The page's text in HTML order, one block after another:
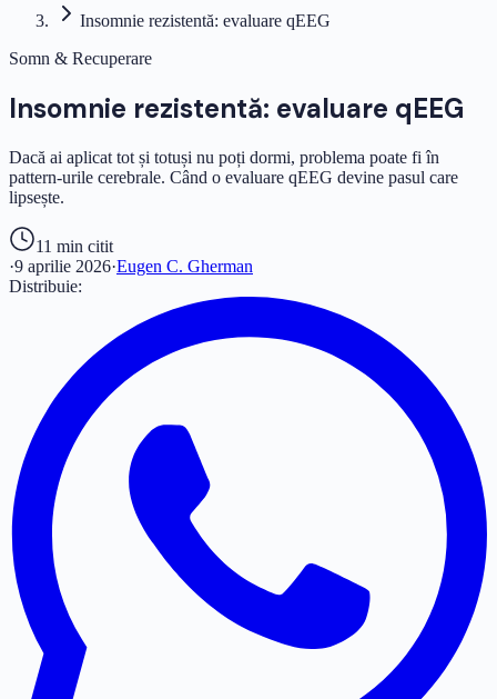
Insomnie rezistentă: evaluare qEEG
Somn & Recuperare
Insomnie rezistentă: evaluare qEEG
Dacă ai aplicat tot și totuși nu poți dormi, problema poate fi în
pattern-urile cerebrale. Când o evaluare qEEG devine pasul care
lipsește.
11 min citit
·9 aprilie 2026·Eugen C. Gherman
Distribuie: